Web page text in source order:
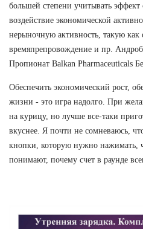
большей степени учитывать эффект
воздействие экономической
нерыночную активность, такую
времяпрепровождение и пр.
Пропионат Balkan Pharmaceuticals
Обеспечить экономический рост,
жизни - это игра надолго. При
на курицу, но лучше все-таки
вкуснее. Я почти не сомневаюсь,
кнопки, которую нужно нажимать,
понимают, почему счет в раунде